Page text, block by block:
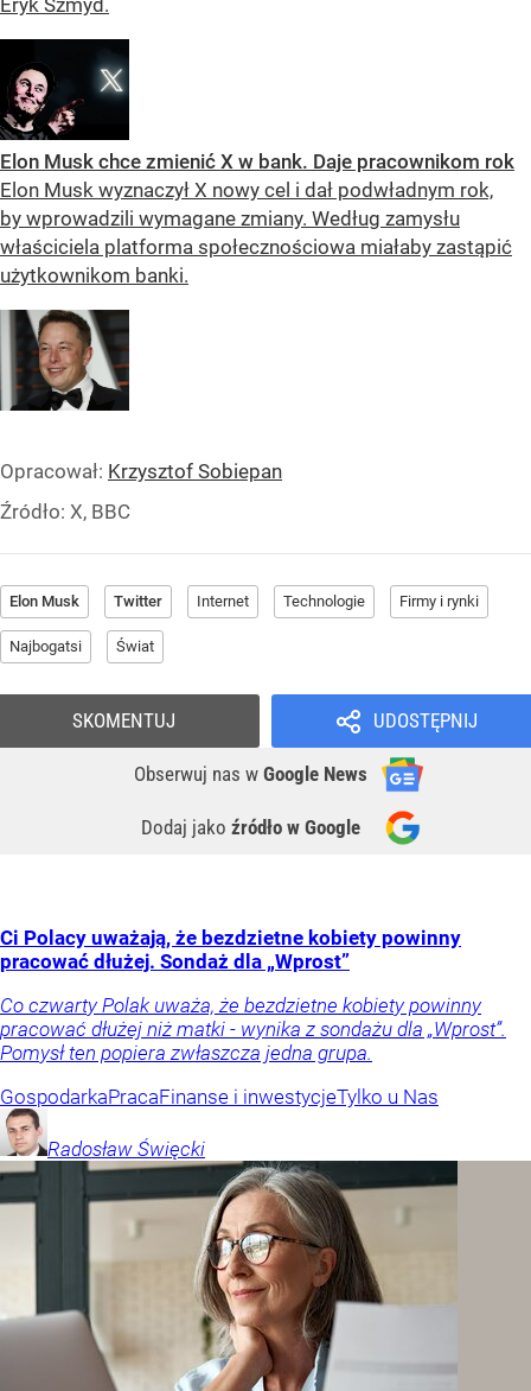
Eryk Szmyd.
Elon Musk chce zmienić X w bank. Daje pracownikom rok
Elon Musk wyznaczył X nowy cel i dał podwładnym rok,
by wprowadzili wymagane zmiany. Według zamysłu
właściciela platforma społecznościowa miałaby zastąpić
użytkownikom banki.
Opracował: Krzysztof Sobiepan
Źródło: X, BBC
Elon Musk Twitter Internet Technologie Firmy i rynki
Najbogatsi Świat
UDOSTĘPNIJ
Obserwuj nas w Google News
Dodaj jako źródło w Google
SKOMENTUJ
Ci Polacy uważają, że bezdzietne kobiety powinny
pracować dłużej. Sondaż dla „Wprost”
Co czwarty Polak uważa, że bezdzietne kobiety powinny
pracować dłużej niż matki - wynika z sondażu dla „Wprost”.
Pomysł ten popiera zwłaszcza jedna grupa.
GospodarkaPracaFinanse i inwestycjeTylko u Nas
Radosław Święcki